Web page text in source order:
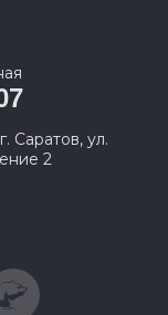
Саратов, ул.
2